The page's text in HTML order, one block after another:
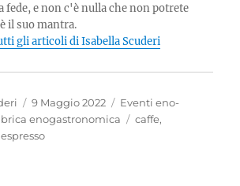
fede, e non c'è nulla che non potrete
il suo mantra.
gli articoli di Isabella Scuderi
Pubblicato
il
9 Maggio 2022 Categorie
Eventi eno-
enogastronomica Tag
caffe,
espresso